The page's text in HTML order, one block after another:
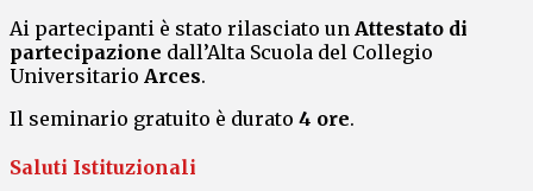
Ai partecipanti è stato rilasciato un Attestato di
partecipazione dall’Alta Scuola del Collegio
Universitario Arces.
Il seminario gratuito è durato 4 ore.
Saluti Istituzionali